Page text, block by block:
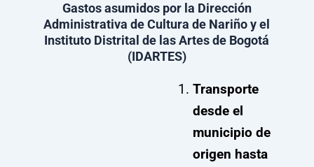
Gastos asumidos por la Dirección
Administrativa de Cultura de Nariño y el
Instituto Distrital de las Artes de Bogotá
(IDARTES)
Transporte
desde el
municipio de
origen hasta